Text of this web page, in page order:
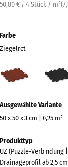
50,80 € / 4 Stück / m²(
Farbe
Ziegelrot
(active)
Informationen
zu
Farben?
Farbpalette
Ausgewählte Variante
50 x 50 x 3 cm | 0,25 m²
Abmessungen
für
den
Produkttyp
UZ (Puzzle-Verbindung
Drainageprofil ab 2,5